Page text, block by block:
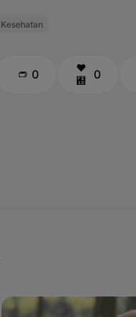
Kesehatan
0 0